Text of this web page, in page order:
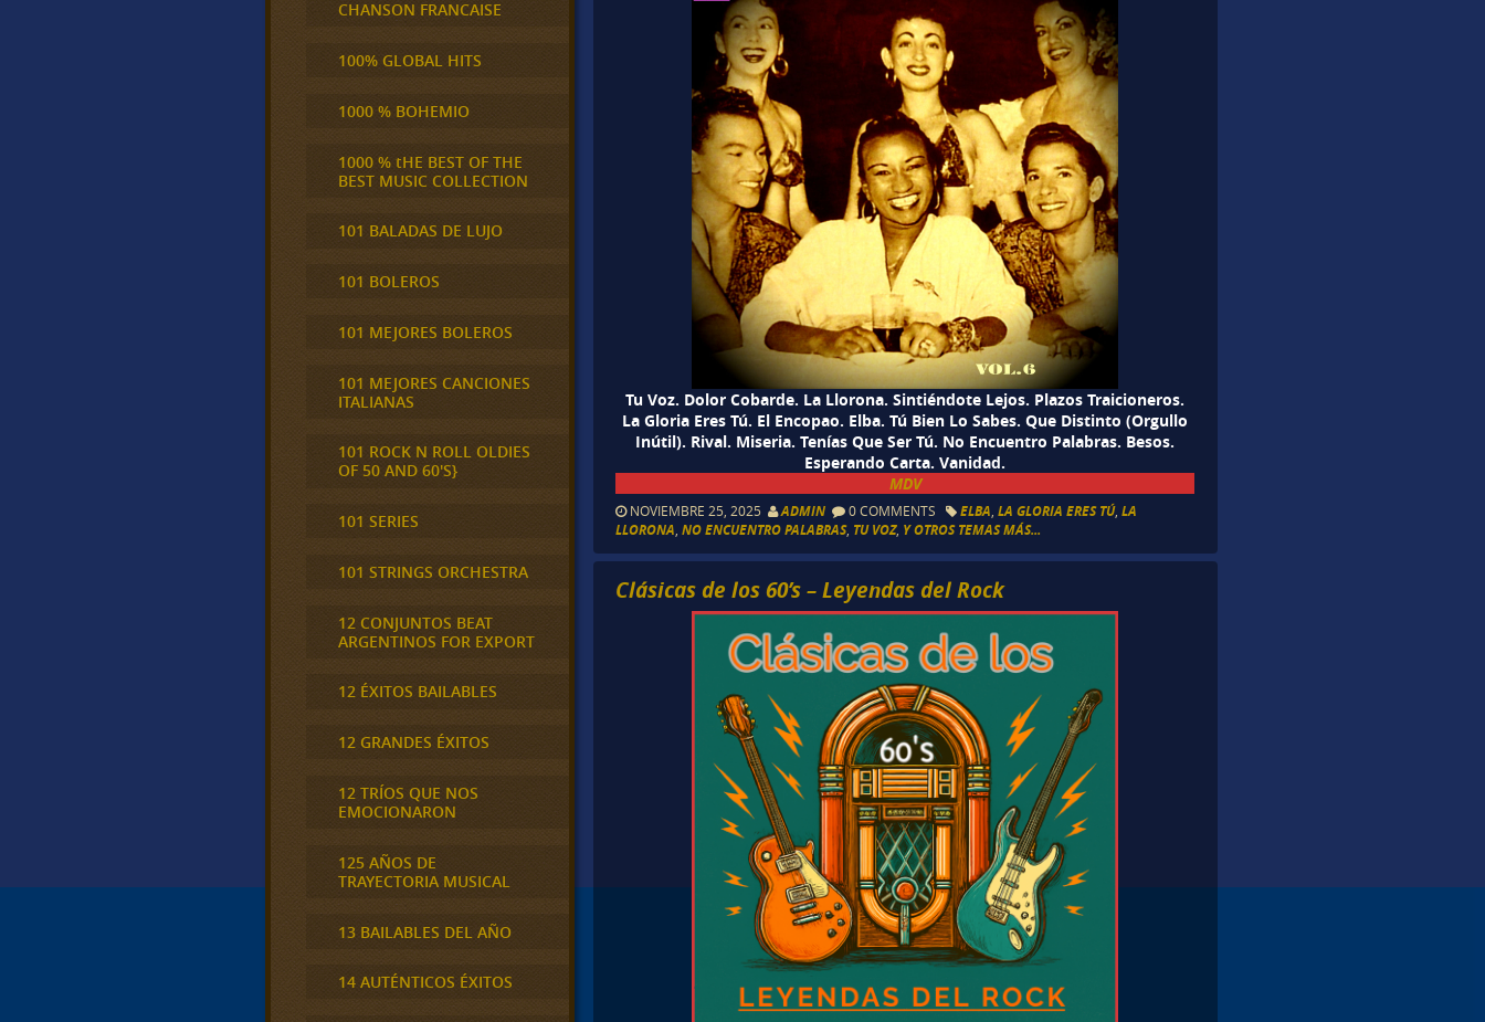
Tu Voz. Dolor Cobarde. La Llorona. Sintiéndote Lejos. Plazos Traicioneros.
La Gloria Eres Tú. El Encopao. Elba. Tú Bien Lo Sabes. Que Distinto (Orgullo
Inútil). Rival. Miseria. Tenías Que Ser Tú. No Encuentro Palabras. Besos.
Esperando Carta. Vanidad.
MDV
NOVIEMBRE 25, 2025 ADMIN 0 COMMENTS ELBA ,LA GLORIA ERES TÚ,LA
LLORONA ,NO ENCUENTRO PALABRAS, TU VOZ, Y OTROS TEMAS MÁS...
Clásicas de los 60’s – Leyendas del Rock
CHANSON FRANCAISE
100% GLOBAL HITS
1000 % BOHEMIO
1000 % tHE BEST OF THE
BEST MUSIC COLLECTION
101 BALADAS DE LUJO
101 BOLEROS
101 MEJORES BOLEROS
101 MEJORES CANCIONES
ITALIANAS
101 ROCK N ROLL OLDIES
OF 50 AND 60'S}
101 SERIES
101 STRINGS ORCHESTRA
12 CONJUNTOS BEAT
ARGENTINOS FOR EXPORT
12 ÉXITOS BAILABLES
12 GRANDES ÉXITOS
12 TRÍOS QUE NOS
EMOCIONARON
125 AÑOS DE
TRAYECTORIA MUSICAL
13 BAILABLES DEL AÑO
14 AUTÉNTICOS ÉXITOS